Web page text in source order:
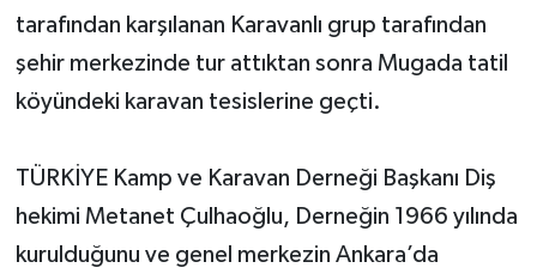
tarafından karşılanan Karavanlı grup tarafından
şehir merkezinde tur attıktan sonra Mugada tatil
köyündeki karavan tesislerine geçti.
TÜRKİYE Kamp ve Karavan Derneği Başkanı Diş
hekimi Metanet Çulhaoğlu, Derneğin 1966 yılında
kurulduğunu ve genel merkezin Ankara’da